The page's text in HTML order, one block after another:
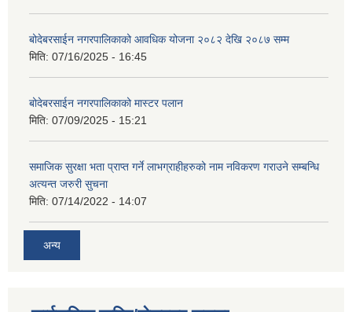
बोदेबरसाईन नगरपालिकाको आवधिक योजना २०८२ देखि २०८७ सम्म
मिति: 07/16/2025 - 16:45
बोदेबरसाईन नगरपालिकाको मास्टर पलान
मिति: 07/09/2025 - 15:21
समाजिक सुरक्षा भता प्राप्त गर्ने लाभग्राहीहरुको नाम नविकरण गराउने सम्बन्धि
अत्यन्त जरुरी सुचना
मिति: 07/14/2022 - 14:07
अन्य